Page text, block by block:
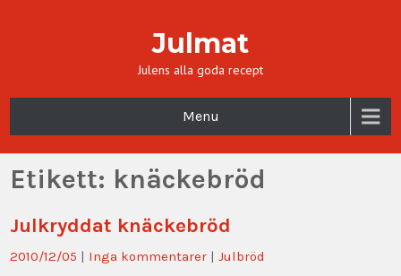
Julmat
Julens alla goda recept
Menu
Etikett: knäckebröd
Julkryddat knäckebröd
2010/12/05 | Inga kommentarer |Julbröd